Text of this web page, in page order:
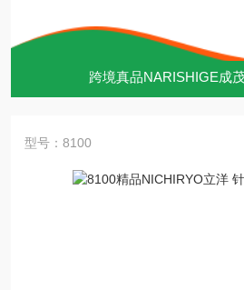
跨境真品NARISHIGE成
型号：8100